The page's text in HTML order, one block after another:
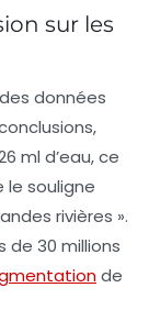
sur les
données
ml d’eau, ce
le souligne
rivières ».
de 30 millions
de